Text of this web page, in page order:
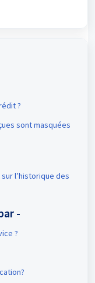
?
sont masquées
l’historique des
-
?